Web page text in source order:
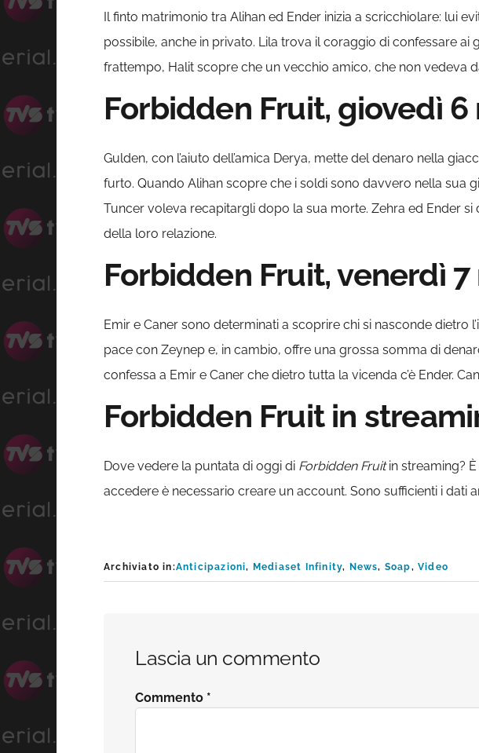
Il finto matrimonio tra Alihan ed Ender inizia a scricchiolare: lui
possibile, anche in privato. Lila trova il coraggio di confessare
frattempo, Halit scopre che un vecchio amico, che non vedeva
Forbidden Fruit, giovedì
Gulden, con l’aiuto dell’amica Derya, mette del denaro nella
furto. Quando Alihan scopre che i soldi sono davvero nella sua
Tuncer voleva recapitargli dopo la sua morte. Zehra ed Ender
della loro relazione.
Forbidden Fruit, venerdì
Emir e Caner sono determinati a scoprire chi si nasconde dietro
pace con Zeynep e, in cambio, offre una grossa somma di
confessa a Emir e Caner che dietro tutta la vicenda c’è Ender.
Forbidden Fruit in
Dove vedere la puntata di oggi di Forbidden Fruitin streaming?
accedere è necessario creare un account. Sono sufficienti i dati
Archiviato in:Anticipazioni, Mediaset Infinity, News, Soap,Video
Lascia un commento
Commento *